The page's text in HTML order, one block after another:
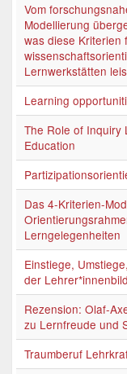
Vom
Modellierung
was diese Kriterien
Lernwerkstätten
Learning
The Role of Inquiry
Education
Das 4-Kriterien-
Lerngelegenheiten
Einstiege,
der
Rezension: Olaf-
zu Lernfreude und
Traumberuf